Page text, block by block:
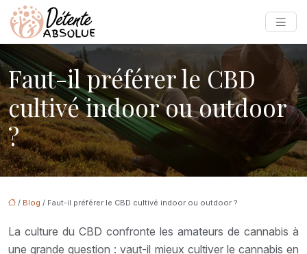
Faut-il préférer le CBD
cultivé indoor ou outdoor
?
/ Blog / Faut-il préférer le CBD cultivé indoor ou outdoor ?
La culture du CBD confronte les amateurs de cannabis à
une grande question : vaut-il mieux cultiver le cannabis en